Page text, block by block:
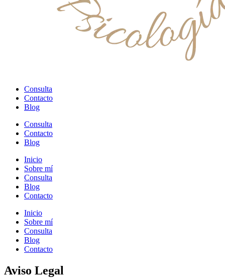
Consulta
Contacto
Blog
Consulta
Contacto
Blog
Inicio
Sobre mí
Consulta
Blog
Contacto
Inicio
Sobre mí
Consulta
Blog
Contacto
Aviso Legal